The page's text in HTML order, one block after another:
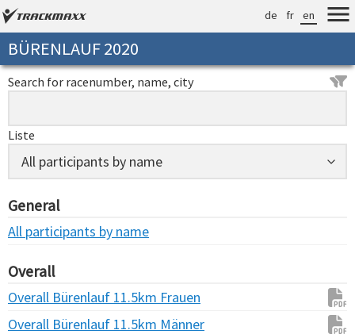
de fr en
BÜRENLAUF 2020
Search for racenumber, name, city
Liste
General
All participants by name
Overall
Overall Bürenlauf 11.5km Frauen
Overall Bürenlauf 11.5km Männer